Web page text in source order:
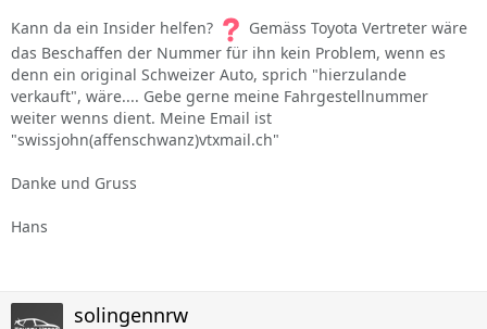
Kann da ein Insider helfen?
Gemäss Toyota Vertreter wäre
das Beschaffen der Nummer für ihn kein Problem, wenn es
denn ein original Schweizer Auto, sprich "hierzulande
verkauft", wäre.... Gebe gerne meine Fahrgestellnummer
weiter wenns dient. Meine Email ist
"swissjohn(affenschwanz)vtxmail.ch"
Danke und Gruss
Hans
solingennrw